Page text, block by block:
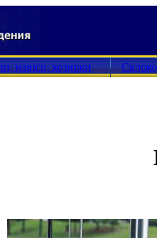
навіси, козирки